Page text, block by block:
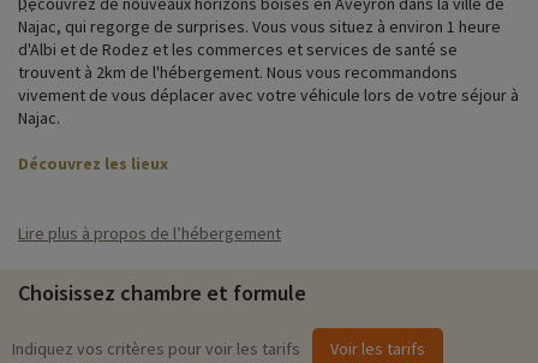
Najac, qui regorge de surprises. Vous vous situez à environ 1 heure
d'Albi et de Rodez et les commerces et services de santé se
trouvent à 2km de l'hébergement. Nous vous recommandons
vivement de vous déplacer avec votre véhicule lors de votre séjour à
Najac.
Découvrez les lieux
et chambres situés dans un parc ombragé de 15 hectares. Les
central, vous profitez d'une vue imprenable sur la forteresse de
Lire plus à propos de l’hébergement
Choisissez chambre et formule
Indiquez vos critères pour voir les tarifs Voir les tarifs